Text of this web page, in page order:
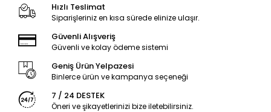
Hızlı Teslimat
Siparişleriniz en kısa sürede elinize ulaşır.
Güvenli Alışveriş
Güvenli ve kolay ödeme sistemi
Geniş Ürün Yelpazesi
Binlerce ürün ve kampanya seçeneği
7 / 24 DESTEK
Öneri ve şikayetlerinizi bize iletebilirsiniz.